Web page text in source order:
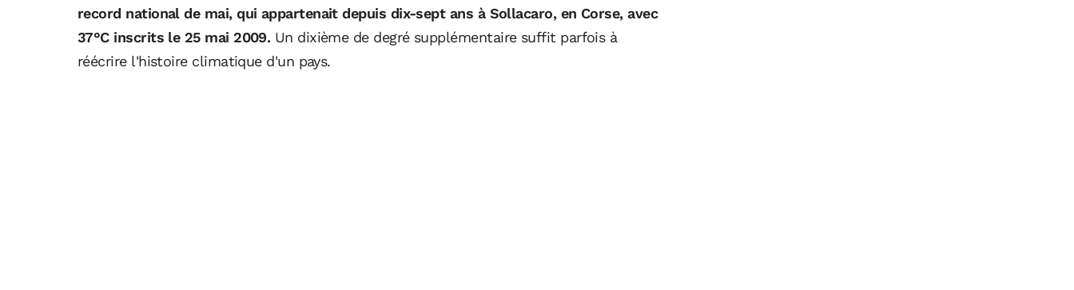
record national de mai, qui appartenait depuis dix-sept ans à Sollacaro, en Corse, avec
37°C inscrits le 25 mai 2009. Un dixième de degré supplémentaire suffit parfois à
réécrire l'histoire climatique d'un pays.